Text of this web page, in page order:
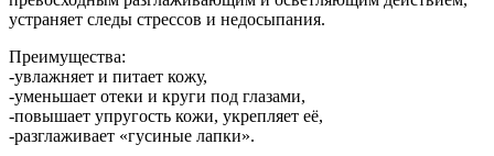
устраняет следы стрессов и недосыпания.
Преимущества:
-увлажняет и питает кожу,
-уменьшает отеки и круги под глазами,
-повышает упругость кожи, укрепляет её,
-разглаживает «гусиные лапки».